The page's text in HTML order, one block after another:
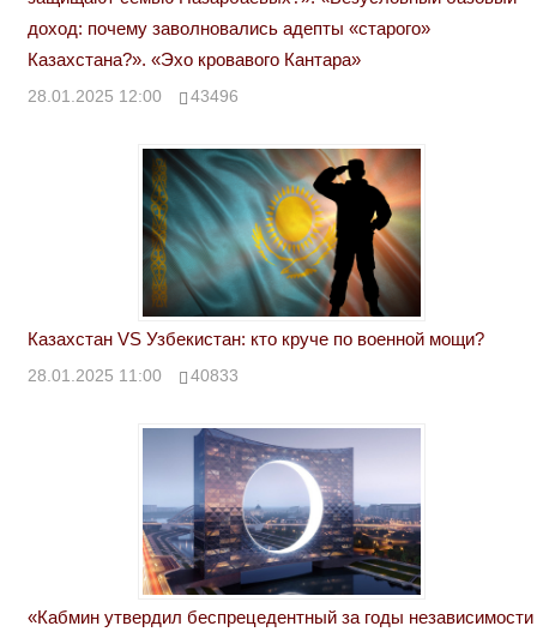
доход: почему заволновались адепты «старого»
Казахстана?». «Эхо кровавого Кантара»
28.01.2025 12:00 43496
Казахстан VS Узбекистан: кто круче по военной мощи?
28.01.2025 11:00 40833
«Кабмин утвердил беспрецедентный за годы независимости